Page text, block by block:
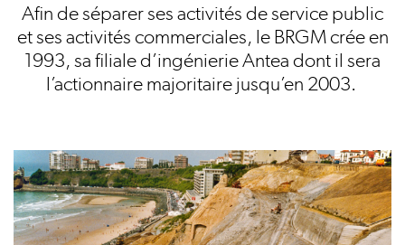
Afin de séparer ses activités de service public
et ses activités commerciales, le BRGM crée en
1993, sa filiale d’ingénierie Antea dont il sera
l’actionnaire majoritaire jusqu’en 2003.